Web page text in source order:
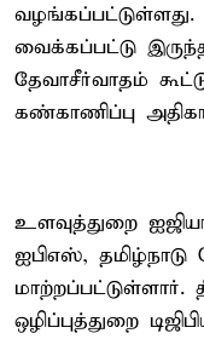
வழங்கப்பட்டுள்ளது.
வைக்கப்பட்டு
தேவாசீர்வாதம்
கண்காணிப்பு
உளவுத்துறை
ஐபிஎஸ்,
மாற்றப்பட்டுள்ளார்.
ஒழிப்புத்துறை